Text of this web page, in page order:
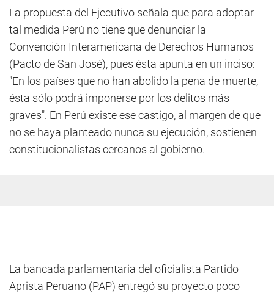
La propuesta del Ejecutivo señala que para adoptar
tal medida Perú no tiene que denunciar la
Convención Interamericana de Derechos Humanos
(Pacto de San José), pues ésta apunta en un inciso:
"En los países que no han abolido la pena de muerte,
ésta sólo podrá imponerse por los delitos más
graves". En Perú existe ese castigo, al margen de que
no se haya planteado nunca su ejecución, sostienen
constitucionalistas cercanos al gobierno.
La bancada parlamentaria del oficialista Partido
Aprista Peruano (PAP) entregó su proyecto poco